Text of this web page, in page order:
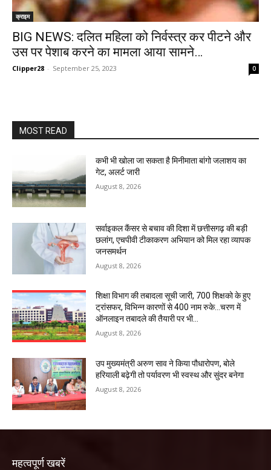
क्राइम
BIG NEWS: दलित महिला को निर्वस्त्र कर पीटने और
उस पर पेशाब करने का मामला आया सामने…
Clipper28 - September 25, 2023 0
MOST READ
कभी भी खोला जा सकता है मिनीमाता बांगो जलाशय का
गेट, अलर्ट जारी
August 8, 2026
सर्वाइकल कैंसर से बचाव की दिशा में छत्तीसगढ़ की बड़ी
छलांग, एचपीवी टीकाकरण अभियान को मिल रहा व्यापक
जनसमर्थन
August 8, 2026
शिक्षा विभाग की तबादला सूची जारी, 700 शिक्षको के हुए
ट्रांसफर, विभिन्न कारणों से 400 नाम रुके…चरण में
ऑनलाइन तबादले की तैयारी पर भी...
August 8, 2026
उप मुख्यमंत्री अरुण साव ने किया पौधारोपण, बोले
हरियाली बढ़ेगी तो पर्यावरण भी स्वस्थ और सुंदर बनेगा
August 8, 2026
महत्वपूर्ण खबरें